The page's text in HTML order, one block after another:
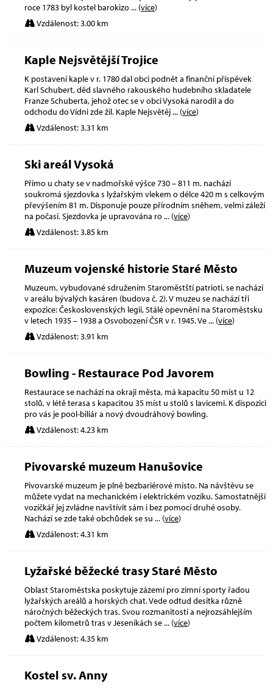
roce 1783 byl kostel barokizo... (více)
Vzdálenost: 3.00 km
Kaple Nejsvětější Trojice
K postavení kaple v r. 1780 dal obci podnět a finanční příspěvek
Karl Schubert, děd slavného rakouského hudebního skladatele
Franze Schuberta, jehož otec se v obci Vysoká narodil a do
odchodu do Vídni zde žil. Kaple Nejsvětěj... (více)
Vzdálenost: 3.31 km
Ski areál Vysoká
Přímo u chaty se v nadmořské výšce 730 – 811 m. nachází
soukromá sjezdovka s lyžařským vlekem o délce 420 m s celkovým
převýšením 81 m. Disponuje pouze přírodním sněhem, velmi záleží
na počasí. Sjezdovka je upravována ro... (více)
Vzdálenost: 3.85 km
Muzeum vojenské historie Staré Město
Muzeum, vybudované sdružením Staroměstští patrioti, se nachází
v areálu bývalých kasáren (budova č. 2). V muzeu se nachází tři
expozice: Československých legií, Stálé opevnění na Staroměstsku
v letech 1935 – 1938 a Osvobození ČSR v r. 1945. Ve... (více)
Vzdálenost: 3.91 km
Bowling - Restaurace Pod Javorem
Restaurace se nachází na okraji města, má kapacitu 50 míst u 12
stolů, v létě terasa s kapacitou 35 míst u stolů s lavicemi. K dispozici
pro vás je pool-biliár a nový dvoudráhový bowling.
Vzdálenost: 4.23 km
Pivovarské muzeum Hanušovice
Pivovarské muzeum je plně bezbariérové místo. Na návštěvu se
můžete vydat na mechanickém i elektrickém vozíku. Samostatnější
vozíčkář jej zvládne navštívit sám i bez pomocí druhé osoby.
Nachází se zde také obchůdek se su ... (více)
Vzdálenost: 4.31 km
Lyžařské běžecké trasy Staré Město
Oblast Staroměstska poskytuje zázemí pro zimní sporty řadou
lyžařských areálů a horských chat. Vede odtud desítka různě
náročných běžeckých tras. Svou rozmanitostí a nejrozsáhlejším
počtem kilometrů tras v Jeseníkách se... (více)
Vzdálenost: 4.35 km
Kostel sv. Anny